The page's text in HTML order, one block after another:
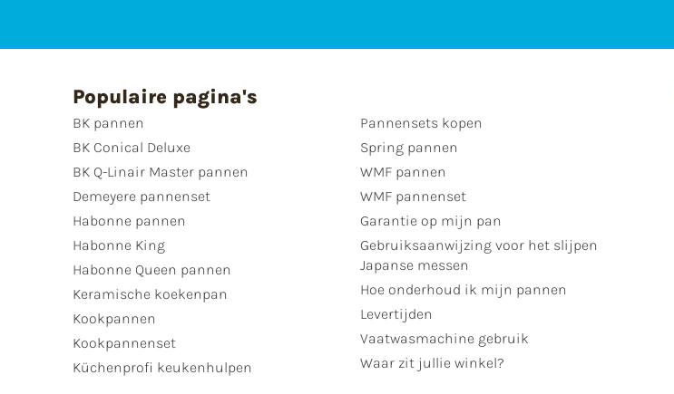
Populaire pagina's
BK pannen
BK Conical Deluxe
BK Q-Linair Master pannen
Demeyere pannenset
Habonne pannen
Habonne King
Habonne Queen pannen
Keramische koekenpan
Kookpannen
Kookpannenset
Küchenprofi keukenhulpen
Pannensets kopen
Spring pannen
WMF pannen
WMF pannenset
Garantie op mijn pan
Gebruiksaanwijzing voor het slijpen
Japanse messen
Hoe onderhoud ik mijn pannen
Levertijden
Vaatwasmachine gebruik
Waar zit jullie winkel?